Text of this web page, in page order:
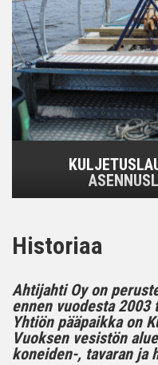
Historiaa
Ahtijahti Oy on
ennen vuodesta
Yhtiön pääpaikka on
Vuoksen vesistön
koneiden-, tavaran